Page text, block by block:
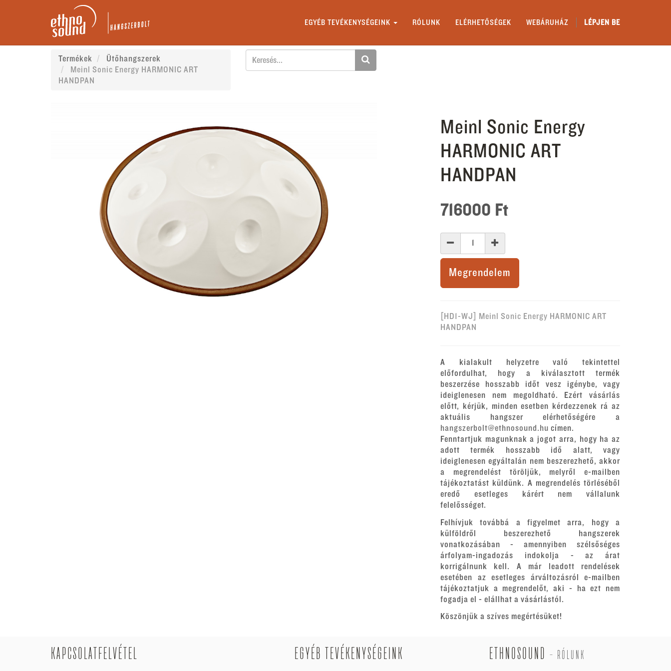
EGYÉB TEVÉKENYSÉGEINK RÓLUNK ELÉRHETŐSÉGEK WEBÁRUHÁZ LÉPJEN BE
Termékek
Ütőhangszerek
Meinl Sonic Energy HARMONIC ART
HANDPAN
Meinl Sonic Energy
HARMONIC ART
HANDPAN
716000 Ft
Megrendelem
[HD1-WJ] Meinl Sonic Energy HARMONIC ART
HANDPAN
A kialakult helyzetre való tekintettel
előfordulhat, hogy a kiválasztott termék
beszerzése hosszabb időt vesz igénybe, vagy
ideiglenesen nem megoldható. Ezért vásárlás
előtt, kérjük, minden esetben kérdezzenek rá az
aktuális hangszer elérhetőségére a
hangszerbolt@ethnosound.hu címen.
Fenntartjuk magunknak a jogot arra, hogy ha az
adott termék hosszabb idő alatt, vagy
ideiglenesen egyáltalán nem beszerezhető, akkor
a megrendelést töröljük, melyről e-mailben
tájékoztatást küldünk. A megrendelés törléséből
eredő esetleges kárért nem vállalunk
felelősséget.
Felhívjuk továbbá a figyelmet arra, hogy a
külföldről beszerezhető hangszerek
vonatkozásában - amennyiben szélsőséges
árfolyam-ingadozás indokolja - az árat
korrigálnunk kell. A már leadott rendelések
esetében az esetleges árváltozásról e-mailben
tájékoztatjuk a megrendelőt, aki - ha ezt nem
fogadja el - elállhat a vásárlástól.
Köszönjük a szíves megértésüket!
KAPCSOLATFELVÉTEL EGYÉB TEVÉKENYSÉGEINK ETHNOSOUND - RÓLUNK